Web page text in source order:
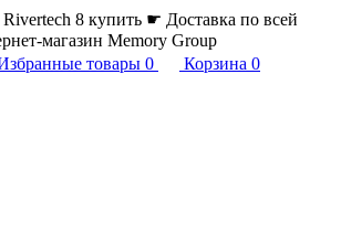
8 купить ☛ Доставка по всей
магазин Memory Group
товары 0 Корзина 0